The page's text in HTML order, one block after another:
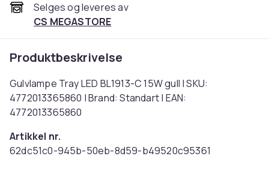
Selges og leveres av
CS MEGASTORE
Produktbeskrivelse
Gulvlampe Tray LED BL1913-C 15W gull | SKU:
4772013365860 | Brand: Standart | EAN:
4772013365860
Artikkel nr.
62dc51c0-945b-50eb-8d59-b49520c95361